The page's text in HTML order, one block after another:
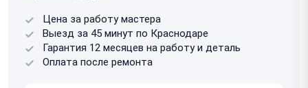
Цена за работу мастера
Выезд за 45 минут по Краснодаре
Гарантия 12 месяцев на работу и деталь
Оплата после ремонта